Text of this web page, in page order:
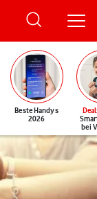
Beste Handys
2026
Deal
bei